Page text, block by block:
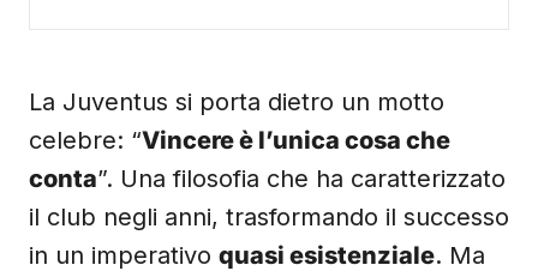
La Juventus si porta dietro un motto
celebre: “Vincere è l’unica cosa che
conta”. Una filosofia che ha caratterizzato
il club negli anni, trasformando il successo
in un imperativo quasi esistenziale. Ma